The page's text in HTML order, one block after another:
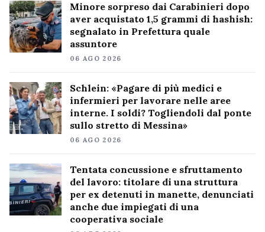
Minore sorpreso dai Carabinieri dopo
aver acquistato 1,5 grammi di hashish:
segnalato in Prefettura quale
assuntore
06 AGO 2026
Schlein: «Pagare di più medici e
infermieri per lavorare nelle aree
interne. I soldi? Togliendoli dal ponte
sullo stretto di Messina»
06 AGO 2026
Tentata concussione e sfruttamento
del lavoro: titolare di una struttura
per ex detenuti in manette, denunciati
anche due impiegati di una
cooperativa sociale